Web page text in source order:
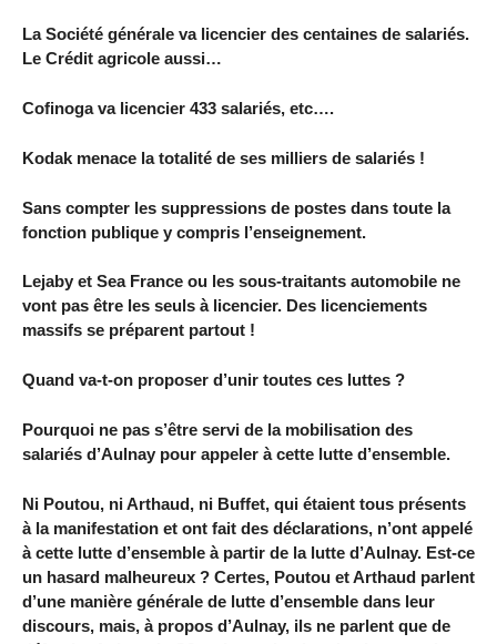
La Société générale va licencier des centaines de salariés.
Le Crédit agricole aussi…
Cofinoga va licencier 433 salariés, etc….
Kodak menace la totalité de ses milliers de salariés !
Sans compter les suppressions de postes dans toute la
fonction publique y compris l’enseignement.
Lejaby et Sea France ou les sous-traitants automobile ne
vont pas être les seuls à licencier. Des licenciements
massifs se préparent partout !
Quand va-t-on proposer d’unir toutes ces luttes ?
Pourquoi ne pas s’être servi de la mobilisation des
salariés d’Aulnay pour appeler à cette lutte d’ensemble.
Ni Poutou, ni Arthaud, ni Buffet, qui étaient tous présents
à la manifestation et ont fait des déclarations, n’ont appelé
à cette lutte d’ensemble à partir de la lutte d’Aulnay. Est-ce
un hasard malheureux ? Certes, Poutou et Arthaud parlent
d’une manière générale de lutte d’ensemble dans leur
discours, mais, à propos d’Aulnay, ils ne parlent que de